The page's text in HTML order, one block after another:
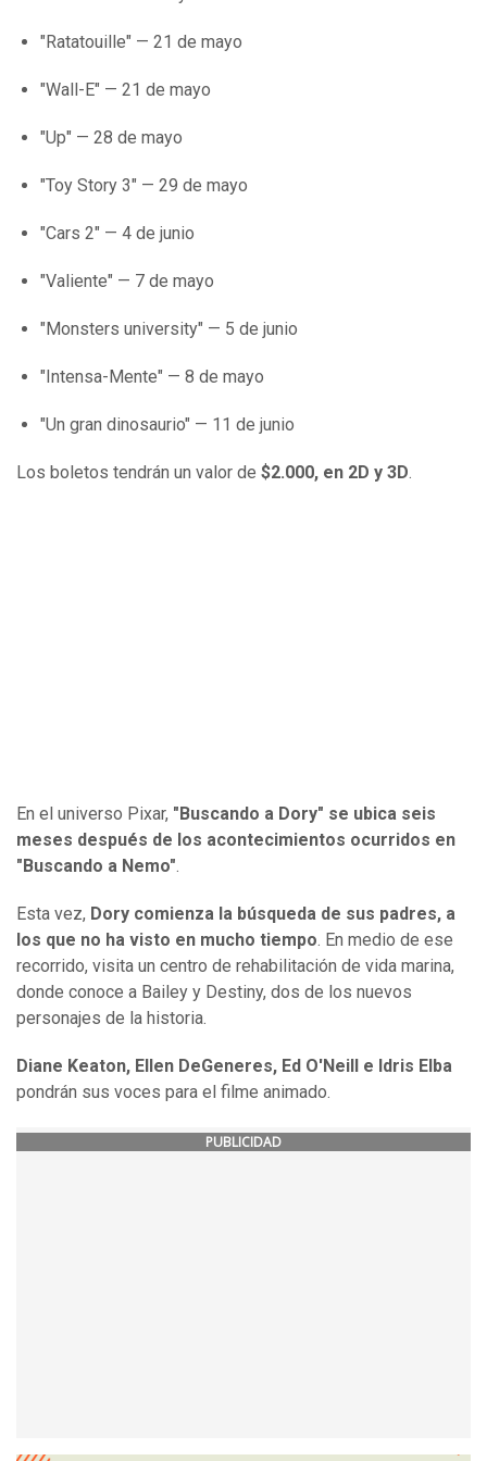
"Ratatouille" — 21 de mayo
"Wall-E" — 21 de mayo
"Up" — 28 de mayo
"Toy Story 3" — 29 de mayo
"Cars 2" — 4 de junio
"Valiente" — 7 de mayo
"Monsters university" — 5 de junio
"Intensa-Mente" — 8 de mayo
"Un gran dinosaurio" — 11 de junio
Los boletos tendrán un valor de $2.000, en 2D y 3D.
En el universo Pixar, "Buscando a Dory" se ubica seis
meses después de los acontecimientos ocurridos en
"Buscando a Nemo".
Esta vez, Dory comienza la búsqueda de sus padres, a
los que no ha visto en mucho tiempo. En medio de ese
recorrido, visita un centro de rehabilitación de vida marina,
donde conoce a Bailey y Destiny, dos de los nuevos
personajes de la historia.
Diane Keaton, Ellen DeGeneres, Ed O'Neill e Idris Elba
pondrán sus voces para el filme animado.
PUBLICIDAD